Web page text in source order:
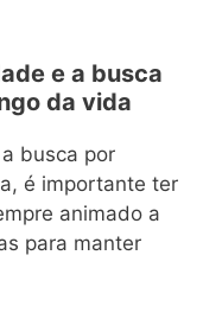
e a busca
da vida
busca por
é importante ter
animado a
para manter